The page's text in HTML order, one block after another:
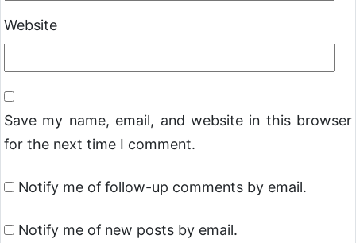
Website
Save my name, email, and website in this browser
for the next time I comment.
Notify me of follow-up comments by email.
Notify me of new posts by email.